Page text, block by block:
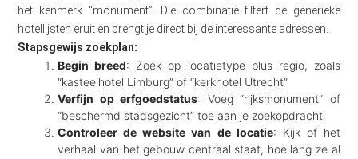
het kenmerk “monument”. Die combinatie filtert de generieke
hotellijsten eruit en brengt je direct bij de interessante adressen.
Stapsgewijs zoekplan:
Begin breed: Zoek op locatietype plus regio, zoals
“kasteelhotel Limburg” of “kerkhotel Utrecht”
Verfijn op erfgoedstatus: Voeg “rijksmonument” of
“beschermd stadsgezicht” toe aan je zoekopdracht
Controleer de website van de locatie: Kijk of het
verhaal van het gebouw centraal staat, hoe lang ze al